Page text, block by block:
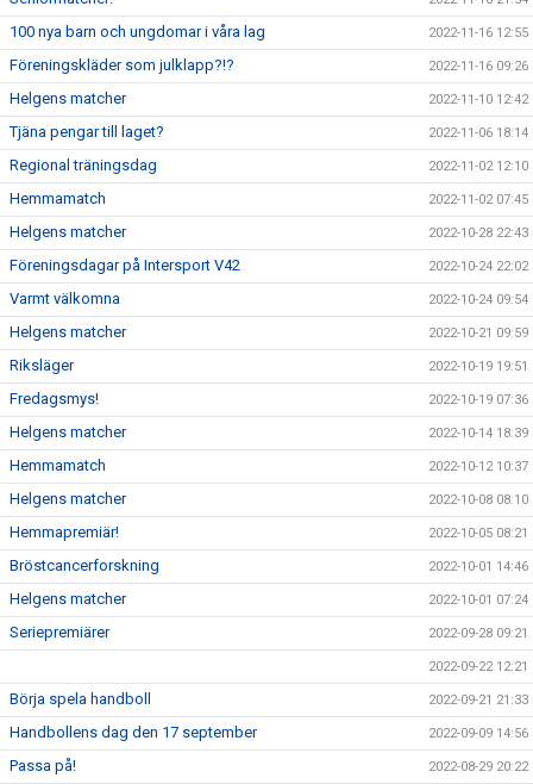
100 nya barn och ungdomar i våra lag 2022-11-16 12:55
Föreningskläder som julklapp?!? 2022-11-16 09:26
Helgens matcher 2022-11-10 12:42
Tjäna pengar till laget? 2022-11-06 18:14
Regional träningsdag 2022-11-02 12:10
Hemmamatch 2022-11-02 07:45
Helgens matcher 2022-10-28 22:43
Föreningsdagar på Intersport V42 2022-10-24 22:02
Varmt välkomna 2022-10-24 09:54
Helgens matcher 2022-10-21 09:59
Riksläger 2022-10-19 19:51
Fredagsmys! 2022-10-19 07:36
Helgens matcher 2022-10-14 18:39
Hemmamatch 2022-10-12 10:37
Helgens matcher 2022-10-08 08:10
Hemmapremiär! 2022-10-05 08:21
Bröstcancerforskning 2022-10-01 14:46
Helgens matcher 2022-10-01 07:24
Seriepremiärer 2022-09-28 09:21
2022-09-22 12:21
Börja spela handboll 2022-09-21 21:33
Handbollens dag den 17 september 2022-09-09 14:56
Passa på! 2022-08-29 20:22